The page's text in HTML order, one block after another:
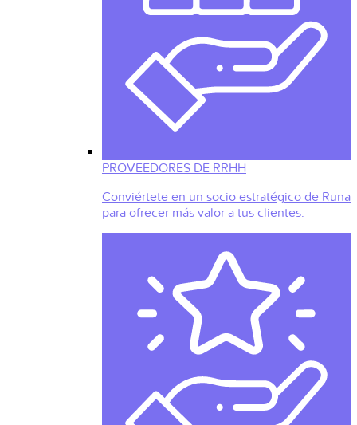
PROVEEDORES DE RRHH
Conviértete en un socio estratégico de Runa
para ofrecer más valor a tus clientes.